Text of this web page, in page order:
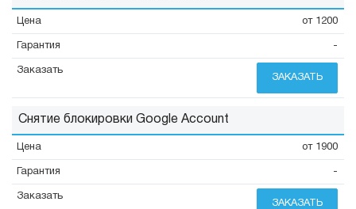
от 1200
-
ЗАКАЗАТЬ
Снятие блокировки Google Account
от 1900
-
ЗАКАЗАТЬ